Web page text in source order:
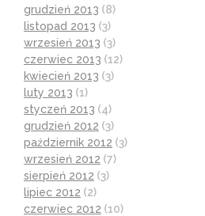
grudzień 2013 (8)
listopad 2013 (3)
wrzesień 2013 (3)
czerwiec 2013 (12)
kwiecień 2013 (3)
luty 2013 (1)
styczeń 2013 (4)
grudzień 2012 (3)
październik 2012 (3)
wrzesień 2012 (7)
sierpień 2012 (3)
lipiec 2012 (2)
czerwiec 2012 (10)